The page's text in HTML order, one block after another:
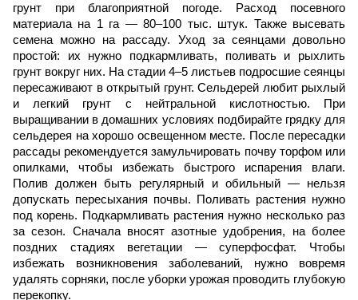
грунт при благоприятной погоде. Расход посевного
материала на 1 га — 80–100 тыс. штук. Также высевать
семена можно на рассаду. Уход за сеянцами довольно
простой: их нужно подкармливать, поливать и рыхлить
грунт вокруг них. На стадии 4–5 листьев подросшие сеянцы
пересаживают в открытый грунт. Сельдерей любит рыхлый
и легкий грунт с нейтральной кислотностью. При
выращивании в домашних условиях подбирайте грядку для
сельдерея на хорошо освещенном месте. После пересадки
рассады рекомендуется замульчировать почву торфом или
опилками, чтобы избежать быстрого испарения влаги.
Полив должен быть регулярный и обильный — нельзя
допускать пересыхания почвы. Поливать растения нужно
под корень. Подкармливать растения нужно несколько раз
за сезон. Сначала вносят азотные удобрения, на более
поздних стадиях вегетации — суперфосфат. Чтобы
избежать возникновения заболеваний, нужно вовремя
удалять сорняки, после уборки урожая проводить глубокую
перекопку.